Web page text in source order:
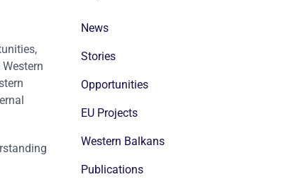
News
Stories
Opportunities
EU Projects
Western Balkans
Publications